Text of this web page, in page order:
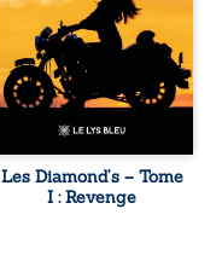
forgé une femme
dure, inaccessible
et résolue à ne
jamais dévoiler
ses faiblesses,
jusqu’à ce que le
croise sa route.
Chef d’une famille
de Nomads, Juan
Les Diamond’s – Tome
I : Revenge